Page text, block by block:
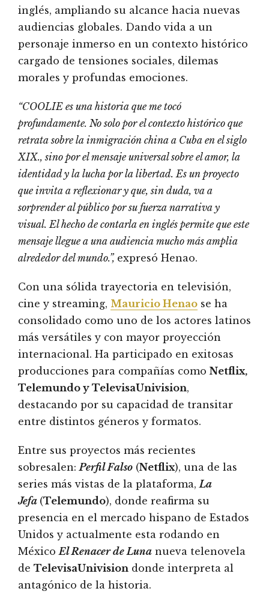
inglés, ampliando su alcance hacia nuevas
audiencias globales. Dando vida a un
personaje inmerso en un contexto histórico
cargado de tensiones sociales, dilemas
morales y profundas emociones.
“COOLIE es una historia que me tocó
profundamente. No solo por el contexto histórico que
retrata sobre la inmigración china a Cuba en el siglo
XIX., sino por el mensaje universal sobre el amor, la
identidad y la lucha por la libertad. Es un proyecto
que invita a reflexionar y que, sin duda, va a
sorprender al público por su fuerza narrativa y
visual. El hecho de contarla en inglés permite que este
mensaje llegue a una audiencia mucho más amplia
alrededor del mundo.”, expresó Henao.
Con una sólida trayectoria en televisión,
cine y streaming, Mauricio Henao se ha
consolidado como uno de los actores latinos
más versátiles y con mayor proyección
internacional. Ha participado en exitosas
producciones para compañías como Netflix,
Telemundo y TelevisaUnivision,
destacando por su capacidad de transitar
entre distintos géneros y formatos.
Entre sus proyectos más recientes
sobresalen: Perfil Falso (Netflix), una de las
series más vistas de la plataforma, La
Jefa (Telemundo), donde reafirma su
presencia en el mercado hispano de Estados
Unidos y actualmente esta rodando en
México El Renacer de Luna nueva telenovela
de TelevisaUnivision donde interpreta al
antagónico de la historia.